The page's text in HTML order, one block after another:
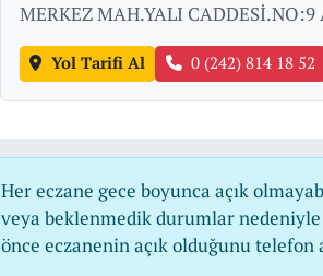
MERKEZ MAH.YALI CADDESİ.NO:9
Yol Tarifi Al 0 (242) 814 18 52
Her eczane gece boyunca açık
veya beklenmedik durumlar
önce eczanenin açık olduğunu